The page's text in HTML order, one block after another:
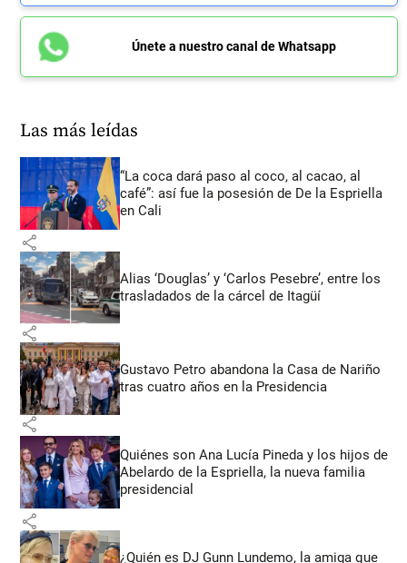
Únete a nuestro canal de Whatsapp
Las más leídas
“La coca dará paso al coco, al cacao, al
café”: así fue la posesión de De la Espriella
en Cali
share
Alias ‘Douglas’ y ‘Carlos Pesebre’, entre los
trasladados de la cárcel de Itagüí
share
Gustavo Petro abandona la Casa de Nariño
tras cuatro años en la Presidencia
share
Quiénes son Ana Lucía Pineda y los hijos de
Abelardo de la Espriella, la nueva familia
presidencial
share
¿Quién es DJ Gunn Lundemo, la amiga que